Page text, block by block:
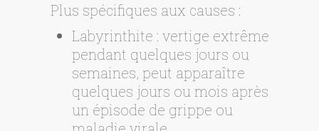
Plus spécifiques aux causes :
Labyrinthite : vertige extrême
pendant quelques jours ou
semaines, peut apparaître
quelques jours ou mois après
un épisode de grippe ou